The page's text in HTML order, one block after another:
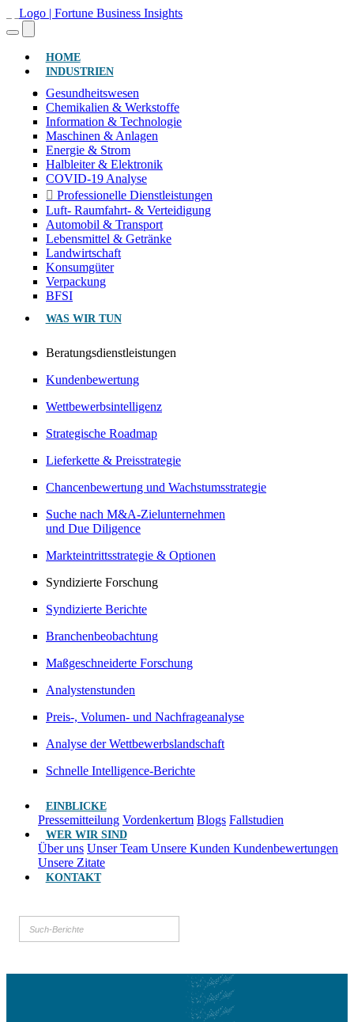
HOME(AKTUELL)
INDUSTRIEN
Gesundheitswesen
Chemikalien & Werkstoffe
Information & Technologie
Maschinen & Anlagen
Energie & Strom
Halbleiter & Elektronik
COVID-19 Analyse
Professionelle Dienstleistungen
Luft- Raumfahrt- & Verteidigung
Automobil & Transport
Lebensmittel & Getränke
Landwirtschaft
Konsumgüter
Verpackung
BFSI
WAS WIR TUN
Beratungsdienstleistungen
Kundenbewertung
Wettbewerbsintelligenz
Strategische Roadmap
Lieferkette & Preisstrategie
Chancenbewertung und Wachstumsstrategie
Suche nach M&A-Zielunternehmen
und Due Diligence
Markteintrittsstrategie & Optionen
Syndizierte Forschung
Syndizierte Berichte
Branchenbeobachtung
Maßgeschneiderte Forschung
Analystenstunden
Preis-, Volumen- und Nachfrageanalyse
Analyse der Wettbewerbslandschaft
Schnelle Intelligence-Berichte
EINBLICKE
Pressemitteilung Vordenkertum Blogs Fallstudien
WER WIR SIND
Über uns Unser Team Unsere Kunden Kundenbewertungen
Unsere Zitate
KONTAKT